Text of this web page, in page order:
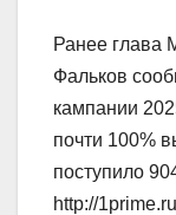
Ранее глава
Фальков
кампании
почти 100%
поступило
http://